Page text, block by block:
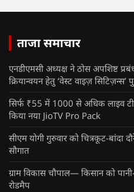
ताजा समाचार
एनडीएमसी अध्यक्ष ने ठोस अपशिष्ट
क्रियान्वयन हेतु ‘वेस्ट वाइज़ सिटिज़न्स’
सिर्फ ₹55 में 1000 से अधिक लाइव
किया नया JioTV Pro Pack
सीएम योगी गुरुवार को चित्रकूट-बांदा
सौगात
ग्राम विकास चौपाल— किसान को
रोडमैप